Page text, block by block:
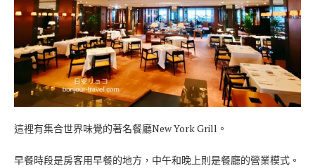
這裡有集合世界味覺的著名餐廳New York Grill。
早餐時段是房客用早餐的地方，中午和晚上則是餐廳的營業模式。